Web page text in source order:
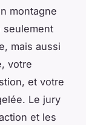
montagne
seulement
mais aussi
votre
et votre
Le jury
et les